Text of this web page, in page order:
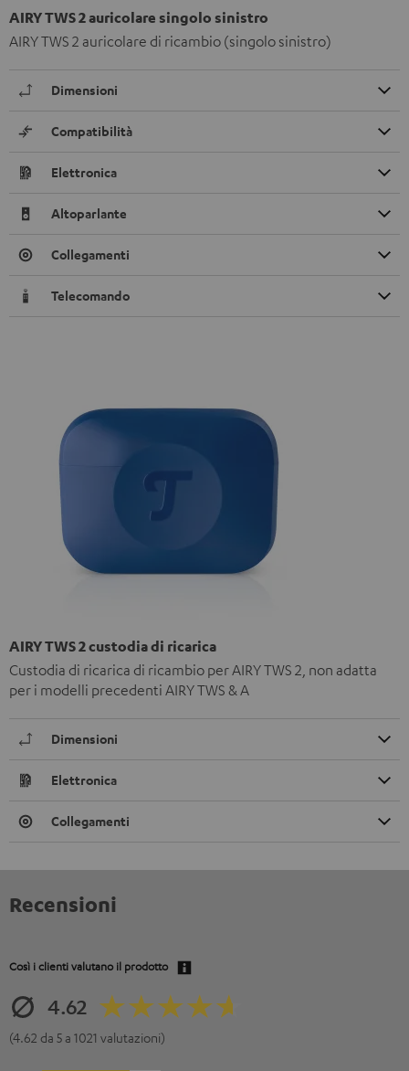
AIRY TWS 2 auricolare singolo sinistro
AIRY TWS 2 auricolare di ricambio (singolo sinistro)
Dimensioni
Compatibilità
Elettronica
Altoparlante
Collegamenti
Telecomando
AIRY TWS 2 custodia di ricarica
Custodia di ricarica di ricambio per AIRY TWS 2, non adatta
per i modelli precedenti AIRY TWS & A
Dimensioni
Elettronica
Collegamenti
Recensioni
Così i clienti valutano il prodotto
4.62
(4.62 da 5 a 1021 valutazioni)